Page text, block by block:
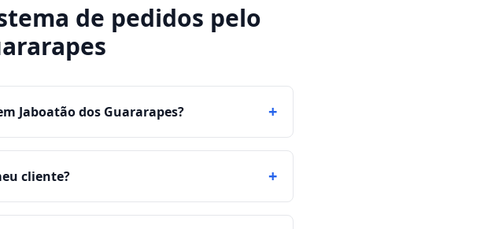
de pedidos pelo
Jaboatão dos Guararapes? +
cliente? +